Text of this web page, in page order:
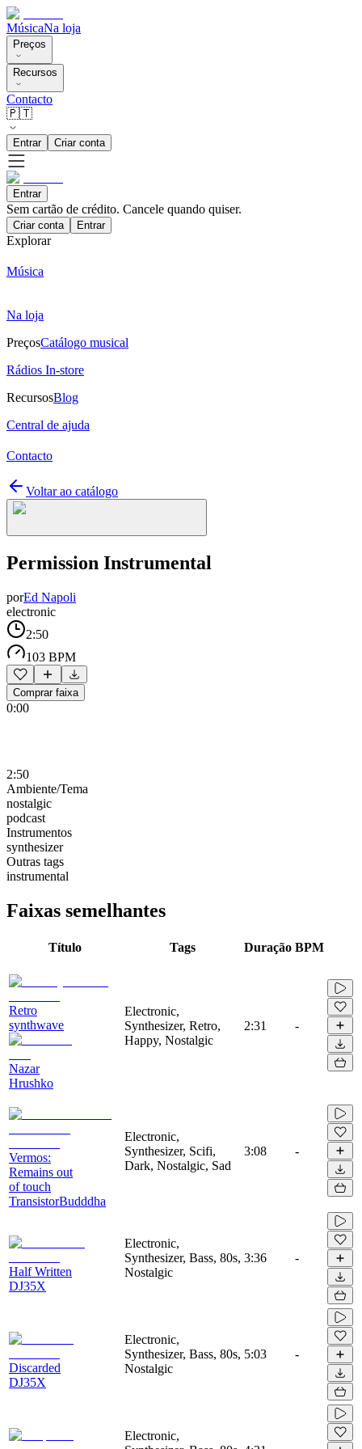
MúsicaNa loja
Preços
Recursos
Contacto
🇵🇹
Entrar Criar conta
Entrar
Sem cartão de crédito. Cancele quando quiser.
Criar conta Entrar
Explorar
Música
Na loja
PreçosCatálogo musical
Rádios In-store
RecursosBlog
Central de ajuda
Contacto
Voltar ao catálogo
Permission Instrumental
porEd Napoli
electronic
2:50
103 BPM
Comprar faixa
0:00
2:50
Ambiente/Tema
nostalgic
podcast
Instrumentos
synthesizer
Outras tags
instrumental
Faixas semelhantes
Título Tags Duração BPM
Retro
synthwave
Nazar
Hrushko
Electronic,
Synthesizer, Retro,
Happy, Nostalgic
2:31 -
Vermos:
Remains out
of touch
TransistorBudddha
Electronic,
Synthesizer, Scifi,
Dark, Nostalgic, Sad
3:08 -
Half Written
DJ35X
Electronic,
Synthesizer, Bass, 80s,
Nostalgic
3:36 -
Discarded
DJ35X
Electronic,
Synthesizer, Bass, 80s,
Nostalgic
5:03 -
Electronic,